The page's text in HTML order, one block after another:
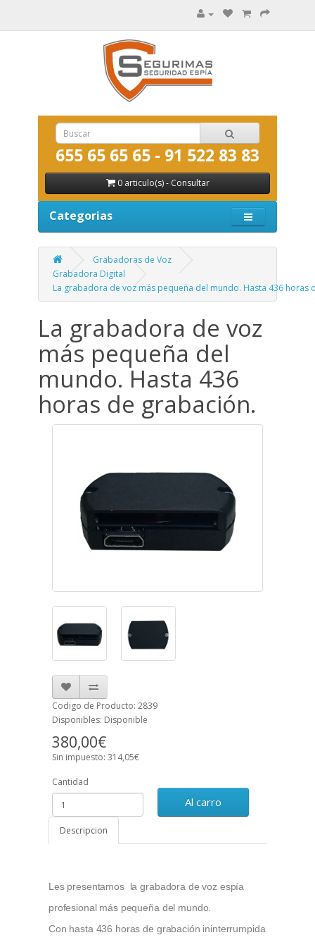
655 65 65 65 - 91 522 83 83
0 articulo(s) - Consultar
Categorias
Grabadoras de Voz
Grabadora Digital
La grabadora de voz más pequeña del mundo. Hasta 436 horas
La grabadora de voz
más pequeña del
mundo. Hasta 436
horas de grabación.
Codigo de Producto: 2839
Disponibles: Disponible
380,00€
Sin impuesto: 314,05€
Cantidad
Al carro
Descripcion
Les presentamos la grabadora de voz espía
profesional más pequeña del mundo.
Con hasta 436 horas de grabación ininterrumpida